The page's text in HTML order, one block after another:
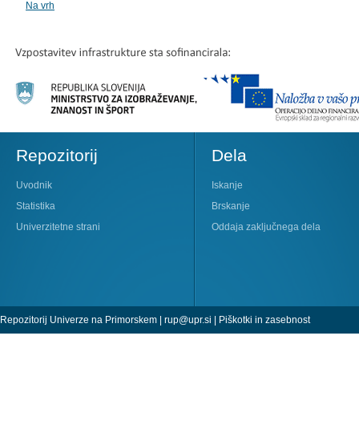
Na vrh
Repozitorij
Uvodnik
Statistika
Univerzitetne strani
Dela
Iskanje
Brskanje
Oddaja zaključnega dela
Repozitorij Univerze na Primorskem | rup@upr.si | Piškotki in zasebnost